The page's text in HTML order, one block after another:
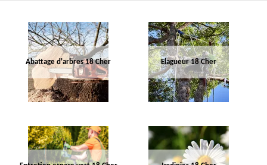
Abattage d'arbres 18 Cher Elagueur 18 Cher